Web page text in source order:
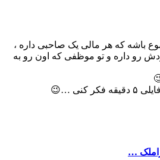
باشه که هر مالی یک صاحبی داره ،
رو داره و تو موظفی که اون رو به
…😉
…